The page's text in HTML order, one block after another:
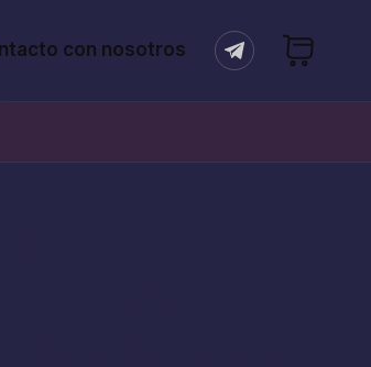
con nosotros
en línea -